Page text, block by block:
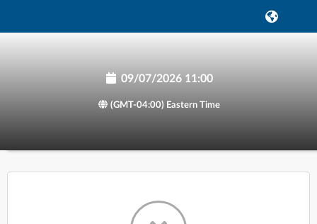
09/07/2026 11:00
(GMT-04:00) Eastern Time